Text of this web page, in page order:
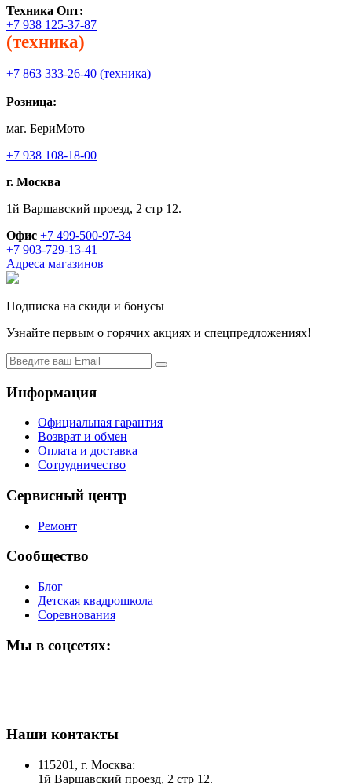
Техника Опт:
+7 938 125-37-87
(техника)
+7 863 333-26-40 (техника)
Розница:
маг. БериМото
+7 938 108-18-00
г. Москва
1й Варшавский проезд, 2 стр 12.
Офис +7 499-500-97-34
+7 903-729-13-41
Адреса магазинов
Подписка на скиди и бонусы
Узнайте первым о горячих акциях и спецпредложениях!
Информация
Официальная гарантия
Возврат и обмен
Оплата и доставка
Сотрудничество
Сервисный центр
Ремонт
Сообщество
Блог
Детская квадрошкола
Соревнования
Мы в соцсетях:
Наши контакты
115201, г. Москва:
1й Варшавский проезд, 2 стр 12.